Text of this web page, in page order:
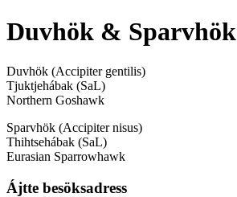
Duvhök & Sparvhök
Duvhök (Accipiter gentilis)
Tjuktjehábak (SaL)
Northern Goshawk
Sparvhök (Accipiter nisus)
Thihtsehábak (SaL)
Eurasian Sparrowhawk
Ájtte besöksadress